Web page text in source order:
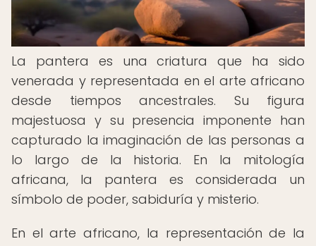
La pantera es una criatura que ha sido
venerada y representada en el arte africano
desde tiempos ancestrales. Su figura
majestuosa y su presencia imponente han
capturado la imaginación de las personas a
lo largo de la historia. En la mitología
africana, la pantera es considerada un
símbolo de poder, sabiduría y misterio.
En el arte africano, la representación de la